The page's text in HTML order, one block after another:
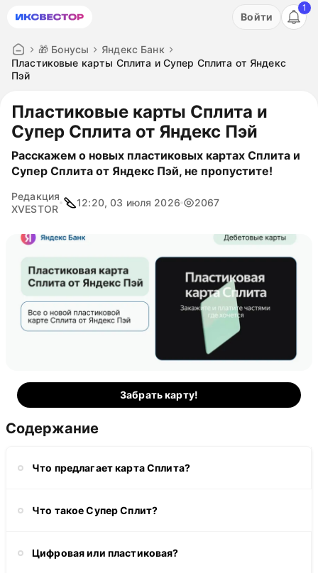
Акция: бесплатный пробный период на 3 дня!
Войти
1
🎁 Бонусы
Яндекс Банк
Пластиковые карты Сплита и Супер Сплита от Яндекс
Пэй
Пластиковые карты Сплита и
Супер Сплита от Яндекс Пэй
Расскажем о новых пластиковых картах Сплита и
Супер Сплита от Яндекс Пэй, не пропустите!
Редакция
XVESTOR
12:20, 03 июля 2026 2067
Забрать карту!
Содержание
Что предлагает карта Сплита?
Что такое Супер Сплит?
Цифровая или пластиковая?